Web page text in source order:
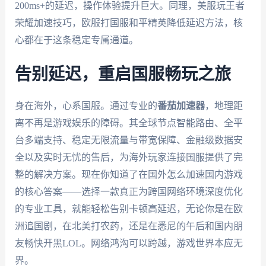
200ms+的延迟，操作体验提升巨大。同理，美服玩王者
荣耀加速技巧，欧服打国服和平精英降低延迟方法，核
心都在于这条稳定专属通道。
告别延迟，重启国服畅玩之旅
身在海外，心系国服。通过专业的番茄加速器，地理距
离不再是游戏娱乐的障碍。其全球节点智能路由、全平
台多端支持、稳定无限流量与带宽保障、金融级数据安
全以及实时无忧的售后，为海外玩家连接国服提供了完
整的解决方案。现在你知道了在国外怎么加速国内游戏
的核心答案——选择一款真正为跨国网络环境深度优化
的专业工具，就能轻松告别卡顿高延迟，无论你是在欧
洲追国剧，在北美打农药，还是在悉尼的午后和国内朋
友畅快开黑LOL。网络鸿沟可以跨越，游戏世界本应无
界。